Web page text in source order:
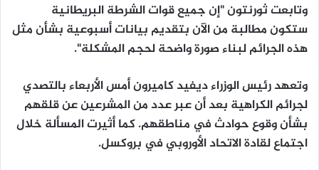
وتابعت ثورنتون "إن جميع قوات الشرطة البريطانية
ستكون مطالبة من الآن بتقديم بيانات أسبوعية بشأن مثل
هذه الجرائم لبناء صورة واضحة لحجم المشكلة".
وتعهد رئيس الوزراء ديفيد كاميرون أمس الأربعاء بالتصدي
لجرائم الكراهية بعد أن عبر عدد من المشرعين عن قلقهم
بشأن وقوع حوادث في مناطقهم. كما أثيرت المسألة خلال
اجتماع لقادة الاتحاد الأوروبي في بروكسل.